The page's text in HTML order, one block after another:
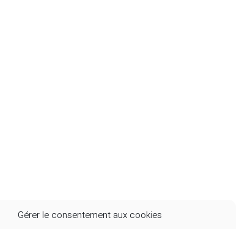
Gérer le consentement aux cookies